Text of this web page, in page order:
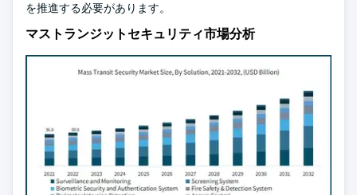
を推進する必要があります。
マストランジットセキュリティ市場分析